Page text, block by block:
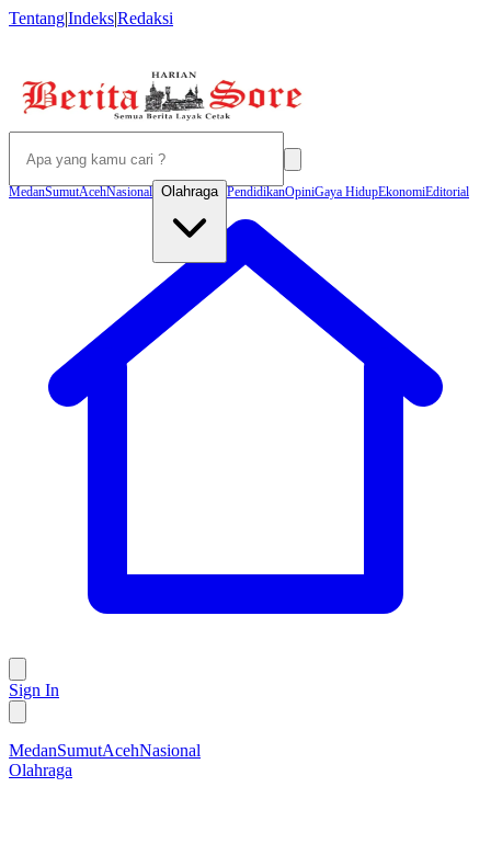
Tentang|Indeks|Redaksi
MedanSumutAcehNasional Olahraga PendidikanOpiniGaya HidupEkonomiEditorial
Sign In
MedanSumutAcehNasional
Olahraga